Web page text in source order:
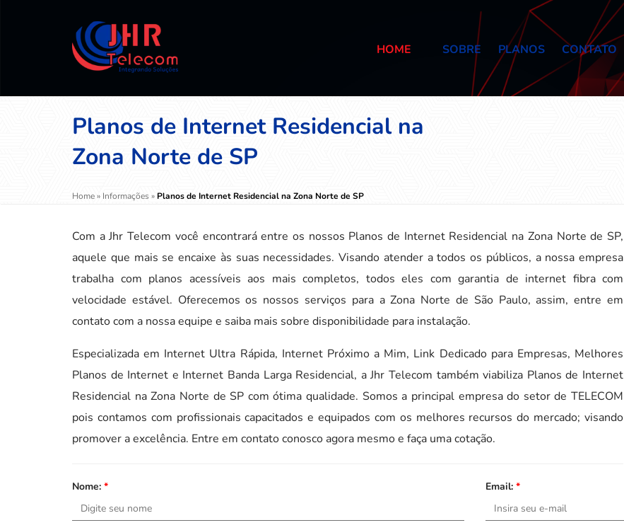
HOME SOBRE PLANOS CONTATO
Planos de Internet Residencial na
Zona Norte de SP
Home» Informações »Planos de Internet Residencial na Zona Norte de SP
Com a Jhr Telecom você encontrará entre os nossos Planos de Internet Residencial na Zona Norte de SP,
aquele que mais se encaixe às suas necessidades. Visando atender a todos os públicos, a nossa empresa
trabalha com planos acessíveis aos mais completos, todos eles com garantia de internet fibra com
velocidade estável. Oferecemos os nossos serviços para a Zona Norte de São Paulo, assim, entre em
contato com a nossa equipe e saiba mais sobre disponibilidade para instalação.
Especializada em Internet Ultra Rápida, Internet Próximo a Mim, Link Dedicado para Empresas, Melhores
Planos de Internet e Internet Banda Larga Residencial, a Jhr Telecom também viabiliza Planos de Internet
Residencial na Zona Norte de SP com ótima qualidade. Somos a principal empresa do setor de TELECOM
pois contamos com profissionais capacitados e equipados com os melhores recursos do mercado; visando
promover a excelência. Entre em contato conosco agora mesmo e faça uma cotação.
Nome: * Email: *